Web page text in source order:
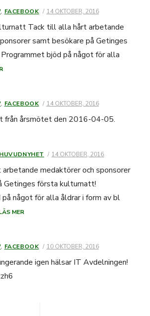
, FACEBOOK
PUBLICERAT
14 OKTOBER, 2016
Tack till alla hårt arbetande
samt besökare på Getinges
bjöd på något för alla
, FACEBOOK
PUBLICERAT
14 OKTOBER, 2016
från årsmötet den 2016-04-05.
HUVUDNYHET
PUBLICERAT
14 OKTOBER, 2016
medaktörer och sponsorer
Getinges första kulturnatt!
något för alla åldrar i form av bl
MER
, FACEBOOK
PUBLICERAT
10 OKTOBER, 2016
igen hälsar IT Avdelningen!